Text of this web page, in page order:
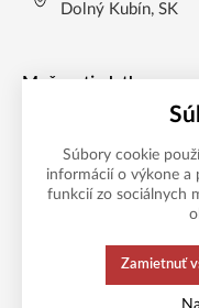
Dolný Kubín, SK
Možnosti platby
Táto stránka používa
Súbory cookie
informácií o výkone a
funkcií zo sociálnych
Zamietnuť